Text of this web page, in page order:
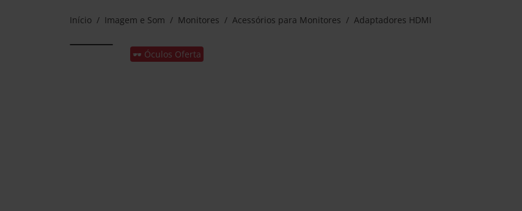
Início Imagem e Som Monitores Acessórios para Monitores Adaptadores HDMI
🕶️ Óculos Oferta